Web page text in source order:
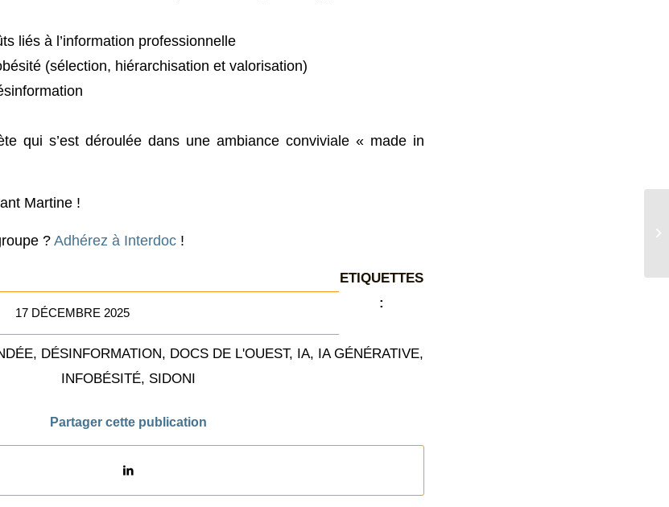
liés à l’information professionnelle
(sélection, hiérarchisation et valorisation)
qui s’est déroulée dans une ambiance conviviale « made in
Martine !
?Adhérez à Interdoc !
17 DÉCEMBRE 2025
ETIQUETTES
:
, DÉSINFORMATION, DOCS DE L'OUEST, IA, IA GÉNÉRATIVE,
INFOBÉSITÉ, SIDONI
Partager cette publication